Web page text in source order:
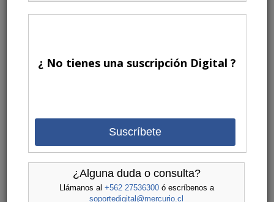
¿ No tienes una suscripción Digital ?
Suscríbete
¿Alguna duda o consulta?
Llámanos al +562 27536300ó escríbenos a
soportedigital@mercurio.cl